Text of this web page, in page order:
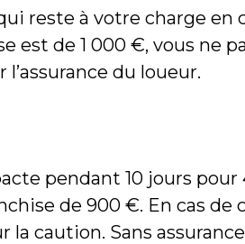
reste à votre charge en
est de 1 000 €, vous ne
du loueur.
pendant 10 jours pour
de 900 €. En cas de
la caution. Sans assurance